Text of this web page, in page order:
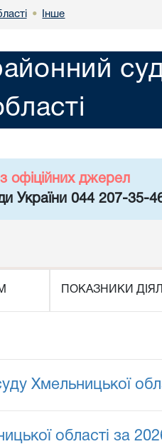
• Інше
офіційних джерел
України 044 207-35-
ПОКАЗНИКИ
Хмельницької
області за